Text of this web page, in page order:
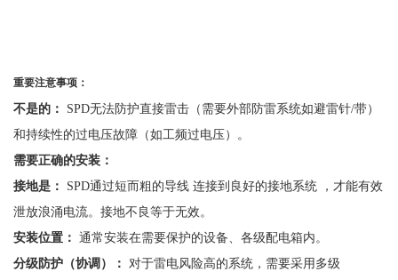
重要注意事项：
不是的：
SPD无法防护直接雷击（需要外部防雷系统如避雷针/带）
和持续性的过电压故障（如工频过电压）。
需要正确的安装：
接地是：
SPD通过短而粗的导线 连接到良好的接地系统 ，才能有效
泄放浪涌电流。接地不良等于无效。
安装位置： 通常安装在需要保护的设备、各级配电箱内。
分级防护（协调）：
对于雷电风险高的系统，需要采用多级